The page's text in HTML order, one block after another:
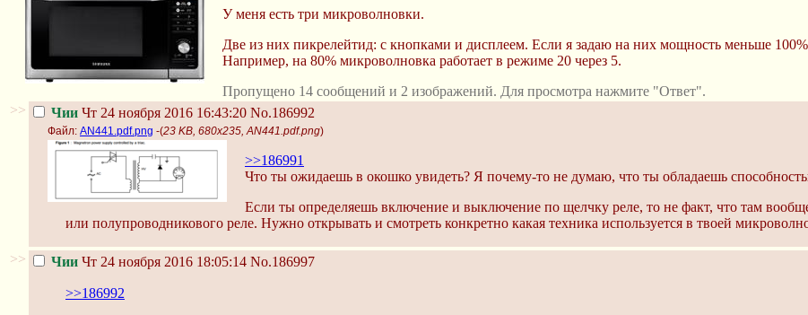
У меня есть три микроволновки.
Две из них пикрелейтид: с кнопками и дисплеем. Если я задаю на них мощность меньше
Например, на 80% микроволновка работает в режиме 20 через 5.
Пропущено 14 сообщений и 2 изображений. Для просмотра нажмите "Ответ".
>>
Чии Чт 24 ноября 2016 16:43:20 No.186992
Файл: AN441.pdf.png -(23 KB, 680x235, AN441.pdf.png)
>>186991
Что ты ожидаешь в окошко увидеть? Я почему-то не думаю, что ты обладаешь
Если ты определяешь включение и выключение по щелчку реле, то не факт, что там
или полупроводникового реле. Нужно открывать и смотреть конкретно какая техника используется в твоей
>> Чии Чт 24 ноября 2016 18:05:14 No.186997
>>186992